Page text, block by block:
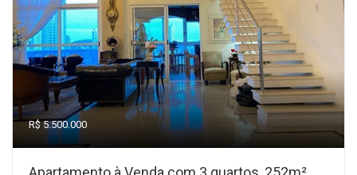
R$ 5.500.000